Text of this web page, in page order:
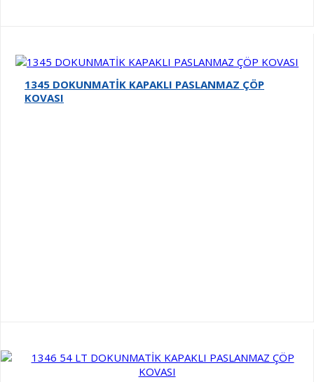
1345 DOKUNMATİK KAPAKLI PASLANMAZ ÇÖP
KOVASI